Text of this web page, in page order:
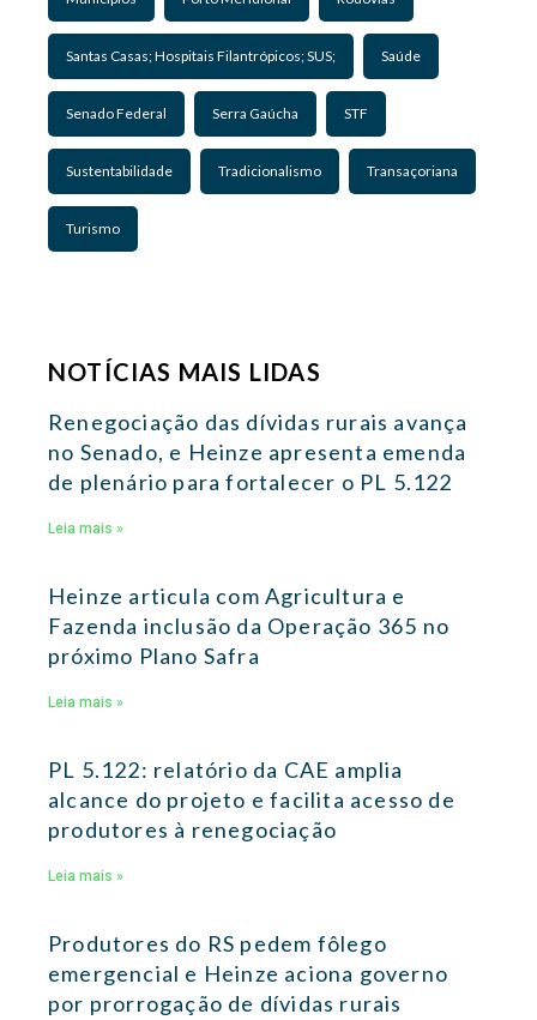
Santas Casas; Hospitais Filantrópicos; SUS; Saúde
Senado Federal Serra Gaúcha STF
Sustentabilidade Tradicionalismo Transaçoriana
Turismo
NOTÍCIAS MAIS LIDAS
Renegociação das dívidas rurais avança
no Senado, e Heinze apresenta emenda
de plenário para fortalecer o PL 5.122
Leia mais »
Heinze articula com Agricultura e
Fazenda inclusão da Operação 365 no
próximo Plano Safra
Leia mais »
PL 5.122: relatório da CAE amplia
alcance do projeto e facilita acesso de
produtores à renegociação
Leia mais »
Produtores do RS pedem fôlego
emergencial e Heinze aciona governo
por prorrogação de dívidas rurais